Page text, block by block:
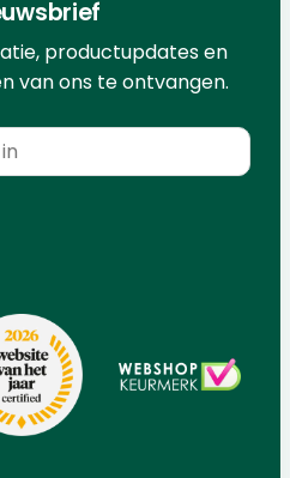
productupdates en
van ons te ontvangen.